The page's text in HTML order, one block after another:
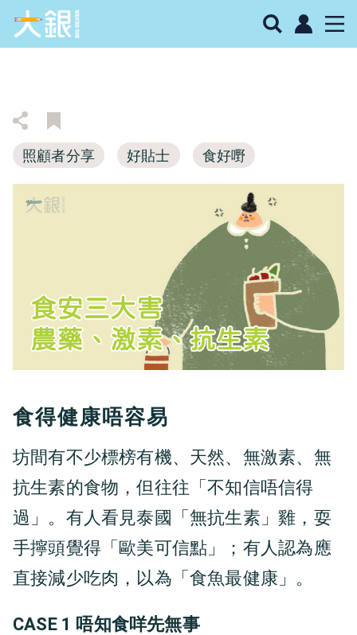
照顧者分享 好貼士 食好嘢
食得健康唔容易
坊間有不少標榜有機、天然、無激素、無
抗生素的食物，但往往「不知信唔信得
過」。有人看見泰國「無抗生素」雞，耍
手擰頭覺得「歐美可信點」；有人認為應
直接減少吃肉，以為「食魚最健康」。
CASE 1 唔知食咩先無事